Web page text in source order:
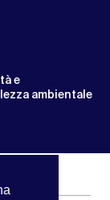
e
ambientale